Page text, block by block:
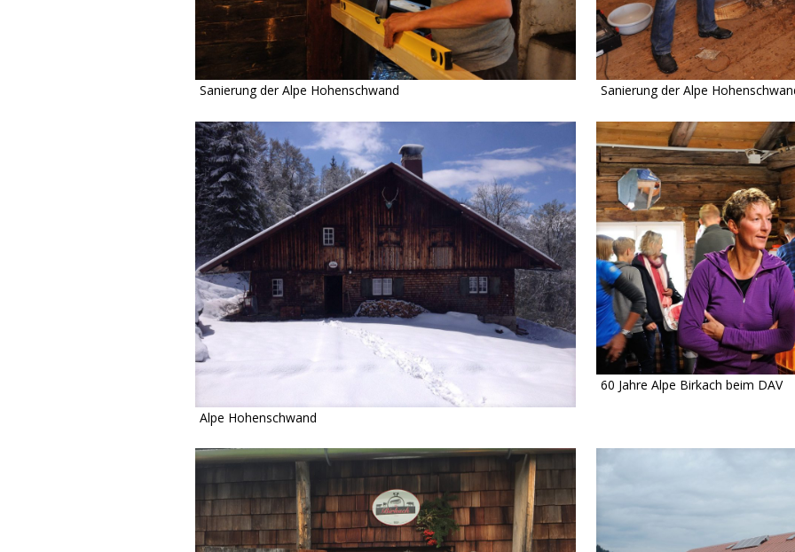
Sanierung der Alpe Hohenschwand Sanierung der Alpe
Alpe Hohenschwand
60 Jahre Alpe Birkach beim DAV